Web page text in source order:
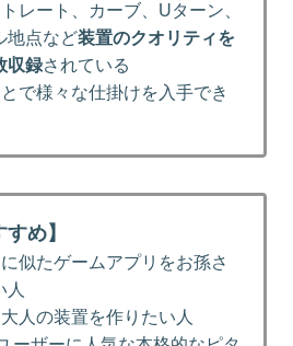
レート、カーブ、Uターン、
地点など装置のクオリティを
収録されている
で様々な仕掛けを入手でき
め】
似たゲームアプリをお孫さ
人
人の装置を作りたい人